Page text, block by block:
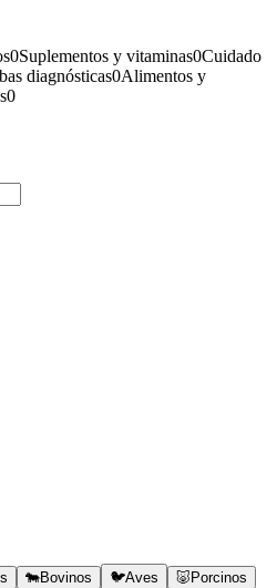
0Suplementos y vitaminas0Cuidado
diagnósticas0Alimentos y
0
🐄Bovinos 🐦Aves 🐷 Porcinos